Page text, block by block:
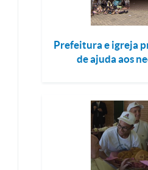
Prefeitura e igreja
de ajuda aos